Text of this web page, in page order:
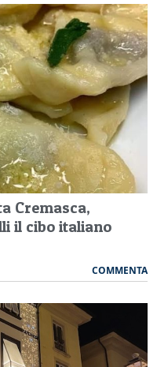
Cremasca,
il cibo italiano
COMMENTA